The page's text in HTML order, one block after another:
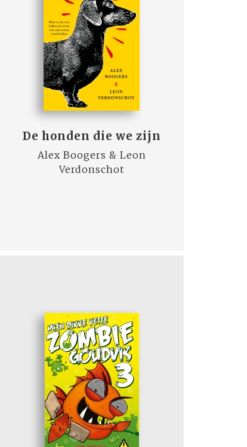
De honden die we zijn
Alex Boogers & Leon
Verdonschot